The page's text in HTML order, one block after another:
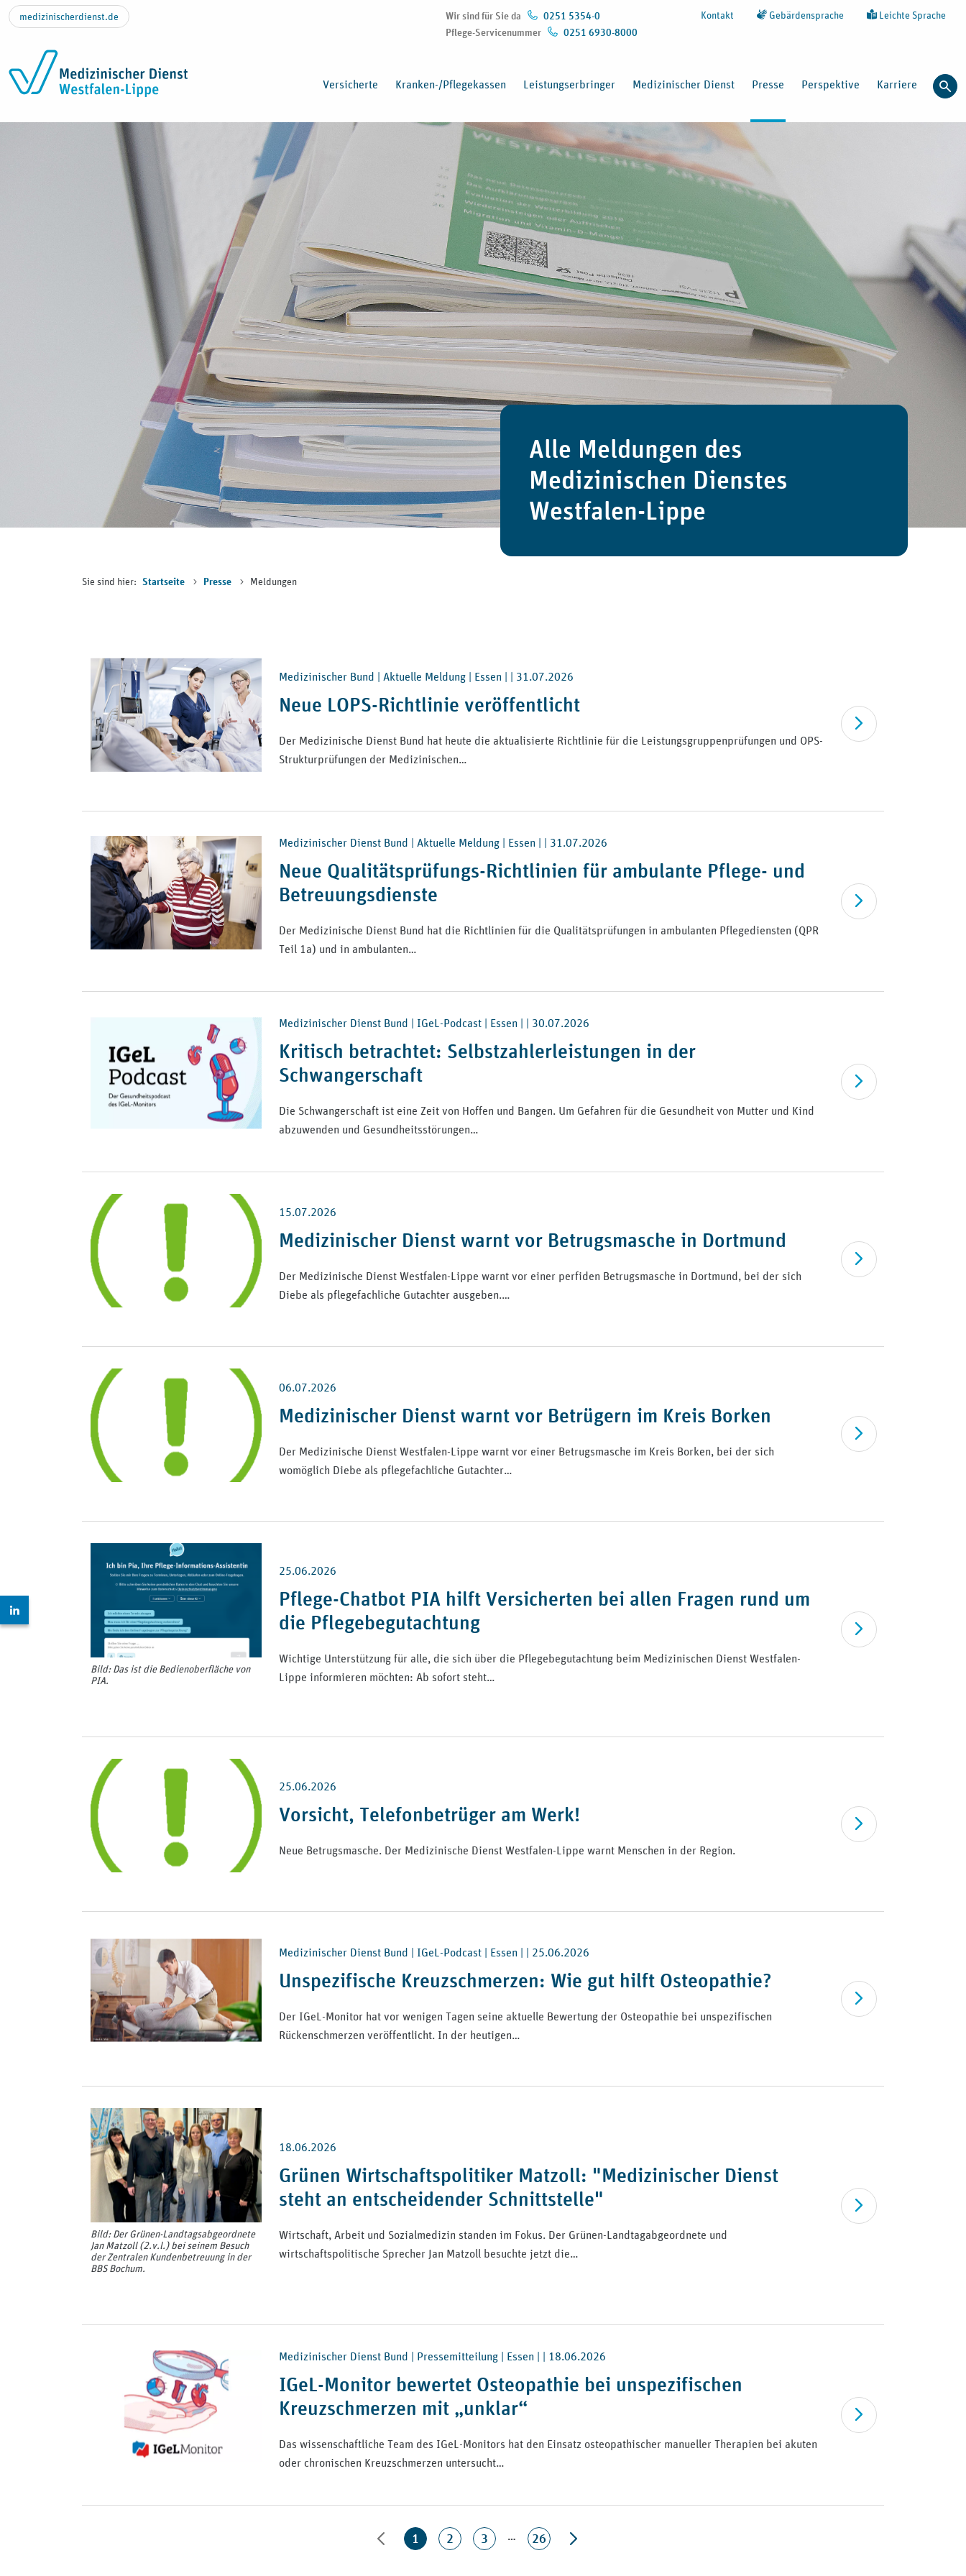
Zum Inhalt springen
medizinischerdienst.de Wir sind für Sie da
0251 5354-0
Pflege-Servicenummer
0251 6930-8000
Kontakt Gebärdensprache Leichte Sprache
Versicherte Kranken-/Pflegekassen Leistungserbringer Medizinischer Dienst Presse Perspektive Karriere
Zur LinkedIn Seite: https://www.linkedin.com/company/medizinischer-dienst-westfalen-lippe
Alle Meldungen des
Medizinischen Dienstes
Westfalen-Lippe
Sie sind hier: Startseite Presse Meldungen
Medizinischer Bund | Aktuelle Meldung | Essen | | 31.07.2026
Neue LOPS-Richtlinie veröffentlicht
Der Medizinische Dienst Bund hat heute die aktualisierte Richtlinie für die Leistungsgruppenprüfungen und OPS-
Strukturprüfungen der Medizinischen…
Artikel lesen
Medizinischer Dienst Bund | Aktuelle Meldung | Essen | | 31.07.2026
Neue Qualitätsprüfungs-Richtlinien für ambulante Pflege- und
Betreuungsdienste
Der Medizinische Dienst Bund hat die Richtlinien für die Qualitätsprüfungen in ambulanten Pflegediensten (QPR
Teil 1a) und in ambulanten…
Artikel lesen
Medizinischer Dienst Bund | IGeL-Podcast | Essen | | 30.07.2026
Kritisch betrachtet: Selbstzahlerleistungen in der
Schwangerschaft
Die Schwangerschaft ist eine Zeit von Hoffen und Bangen. Um Gefahren für die Gesundheit von Mutter und Kind
abzuwenden und Gesundheitsstörungen…
Artikel lesen
15.07.2026
Medizinischer Dienst warnt vor Betrugsmasche in Dortmund
Der Medizinische Dienst Westfalen-Lippe warnt vor einer perfiden Betrugsmasche in Dortmund, bei der sich
Diebe als pflegefachliche Gutachter ausgeben.…
Artikel lesen
06.07.2026
Medizinischer Dienst warnt vor Betrügern im Kreis Borken
Der Medizinische Dienst Westfalen-Lippe warnt vor einer Betrugsmasche im Kreis Borken, bei der sich
womöglich Diebe als pflegefachliche Gutachter…
Artikel lesen
Bild: Das ist die Bedienoberfläche von
PIA.
25.06.2026
Pflege-Chatbot PIA hilft Versicherten bei allen Fragen rund um
die Pflegebegutachtung
Wichtige Unterstützung für alle, die sich über die Pflegebegutachtung beim Medizinischen Dienst Westfalen-
Lippe informieren möchten: Ab sofort steht…
Artikel lesen
25.06.2026
Vorsicht, Telefonbetrüger am Werk!
Neue Betrugsmasche. Der Medizinische Dienst Westfalen-Lippe warnt Menschen in der Region.
Artikel lesen
Medizinischer Dienst Bund | IGeL-Podcast | Essen | | 25.06.2026
Unspezifische Kreuzschmerzen: Wie gut hilft Osteopathie?
Der IGeL-Monitor hat vor wenigen Tagen seine aktuelle Bewertung der Osteopathie bei unspezifischen
Rückenschmerzen veröffentlicht. In der heutigen…
Artikel lesen
Bild: Der Grünen-Landtagsabgeordnete
Jan Matzoll (2.v.l.) bei seinem Besuch
der Zentralen Kundenbetreuung in der
BBS Bochum.
18.06.2026
Grünen Wirtschaftspolitiker Matzoll: "Medizinischer Dienst
steht an entscheidender Schnittstelle"
Wirtschaft, Arbeit und Sozialmedizin standen im Fokus. Der Grünen-Landtagabgeordnete und
wirtschaftspolitische Sprecher Jan Matzoll besuchte jetzt die…
Artikel lesen
Medizinischer Dienst Bund | Pressemitteilung | Essen | | 18.06.2026
IGeL-Monitor bewertet Osteopathie bei unspezifischen
Kreuzschmerzen mit „unklar“
Das wissenschaftliche Team des IGeL-Monitors hat den Einsatz osteopathischer manueller Therapien bei akuten
oder chronischen Kreuzschmerzen untersucht…
Artikel lesen
1 2 3 … 26